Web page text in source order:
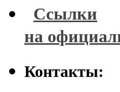
Ссылки
на
Контакты: